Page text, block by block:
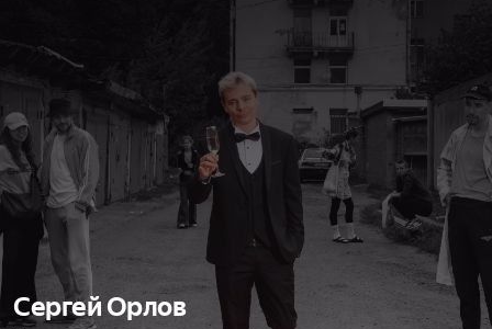
Сергей Орлов